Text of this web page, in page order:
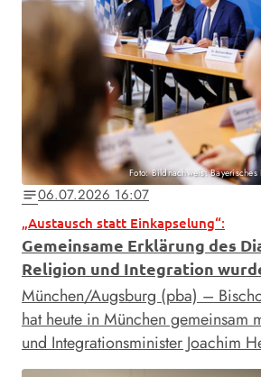
Foto: Bildnachweis:
notes06.07.2026 16:07
„Austausch statt Einkapselung“:
Gemeinsame Erklärung des
Religion und Integration
München/Augsburg (pba) –
hat heute in München gemeinsam
und Integrationsminister Joachim